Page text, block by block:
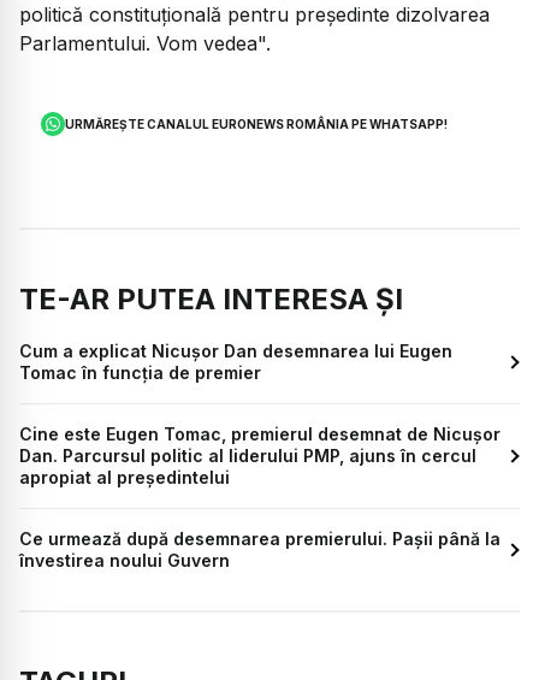
politică constituțională pentru președinte dizolvarea
Parlamentului. Vom vedea".
URMĂREȘTE CANALUL EURONEWS ROMÂNIA PE WHATSAPP!
TE-AR PUTEA INTERESA ȘI
Cum a explicat Nicușor Dan desemnarea lui Eugen
Tomac în funcția de premier
Cine este Eugen Tomac, premierul desemnat de Nicușor
Dan. Parcursul politic al liderului PMP, ajuns în cercul
apropiat al președintelui
Ce urmează după desemnarea premierului. Pașii până la
învestirea noului Guvern